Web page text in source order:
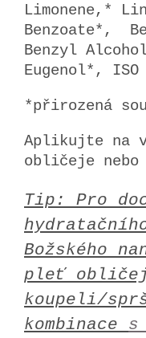
Limonene,*
Benzoate*,
Benzyl
Eugenol*, ISO
*přirozená
Aplikujte na
obličeje
Tip: Pro
Božského
pleť
koupeli/
kombinace s